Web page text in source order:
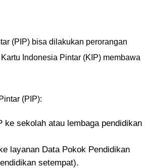
(PIP) bisa dilakukan perorangan
Indonesia Pintar (KIP) membawa
(PIP):
sekolah atau lembaga pendidikan
layanan Data Pokok Pendidikan
setempat).